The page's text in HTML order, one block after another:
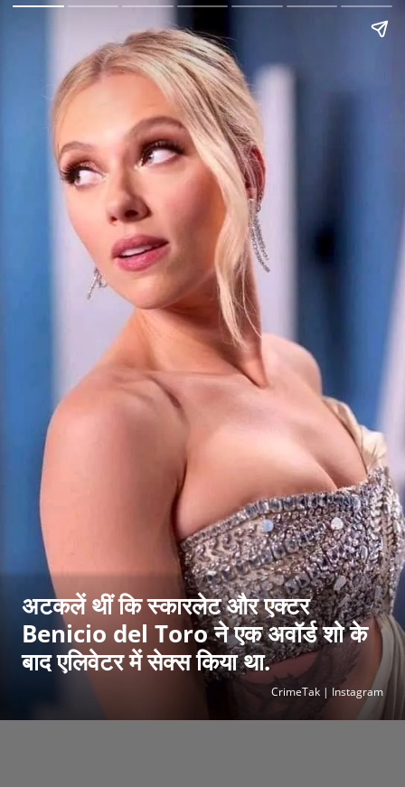
अटकलें थीं कि स्कारलेट और एक्टर
Benicio del Toro ने एक अवॉर्ड शो के
बाद एलिवेटर में सेक्स किया था.
CrimeTak | Instagram